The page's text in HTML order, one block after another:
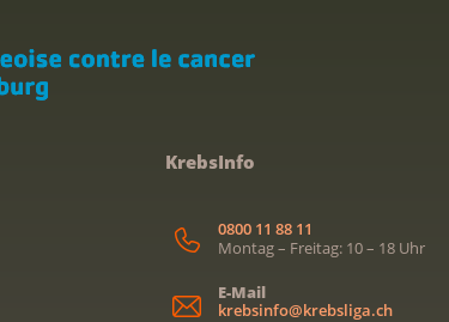
KrebsInfo
0800 11 88 11
Montag – Freitag: 10 – 18 Uhr
E-Mail
krebsinfo@krebsliga.ch